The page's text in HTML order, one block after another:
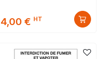
4,00 € HT